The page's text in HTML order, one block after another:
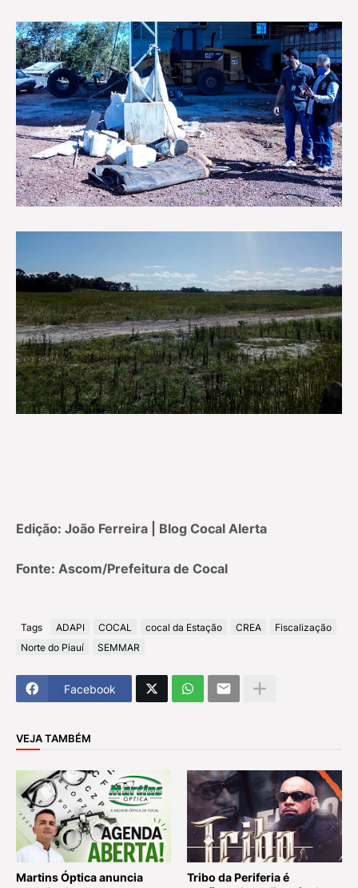
Edição: João Ferreira | Blog Cocal Alerta
Fonte: Ascom/Prefeitura de Cocal
Tags ADAPI COCAL cocal da Estação CREA
Fiscalização
Norte do Piauí
SEMMAR
Facebook
VEJA TAMBÉM
Martins Óptica anuncia
Tribo da Periferia é